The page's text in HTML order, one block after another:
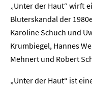
„Unter der Haut“ wirft
Bluterskandal der
Karoline Schuch und
Krumbiegel, Hannes
Mehnert und Robert
„Unter der Haut“ ist